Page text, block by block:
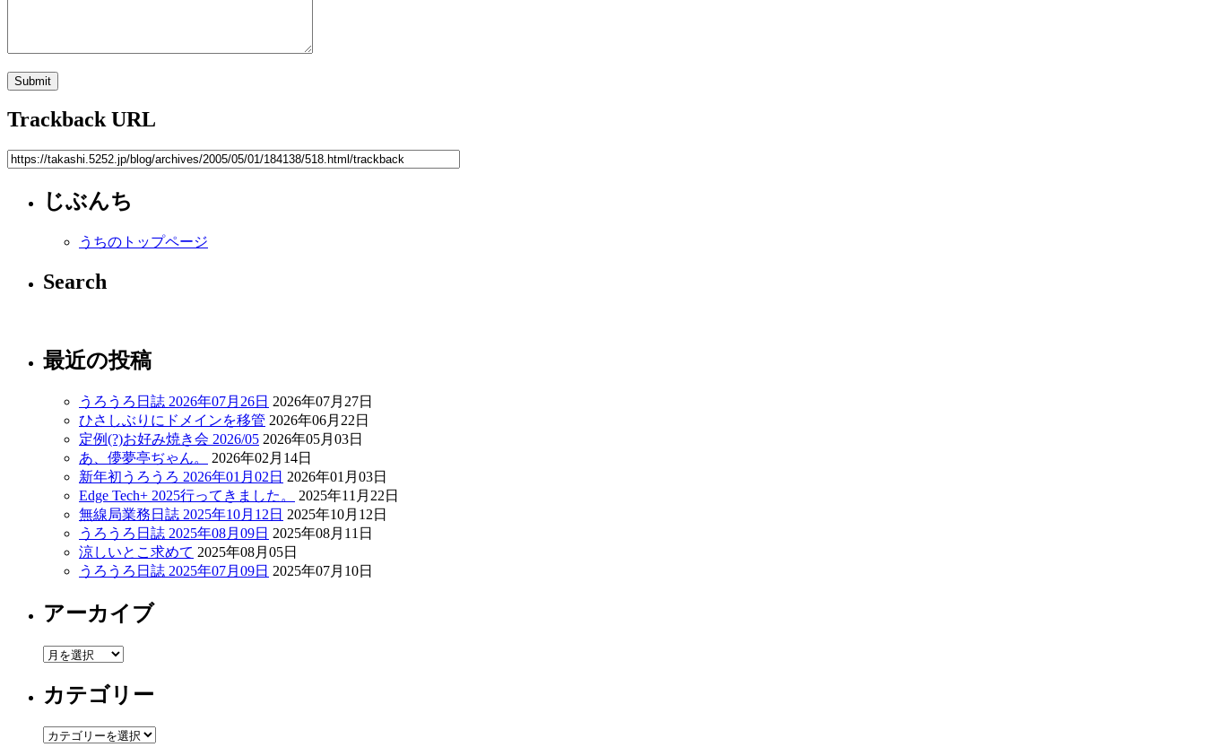
Trackback URL
じぶんち
うちのトップページ
Search
最近の投稿
うろうろ日誌 2026年07月26日 2026年07月27日
ひさしぶりにドメインを移管 2026年06月22日
定例(?)お好み焼き会 2026/05 2026年05月03日
あ、儚夢亭ぢゃん。
2026年02月14日
新年初うろうろ 2026年01月02日 2026年01月03日
Edge Tech+ 2025行ってきました。
2025年11月22日
無線局業務日誌 2025年10月12日 2025年10月12日
うろうろ日誌 2025年08月09日 2025年08月11日
涼しいとこ求めて 2025年08月05日
うろうろ日誌 2025年07月09日 2025年07月10日
アーカイブ
ア
カ
イ
ブ
カテゴリー
カ